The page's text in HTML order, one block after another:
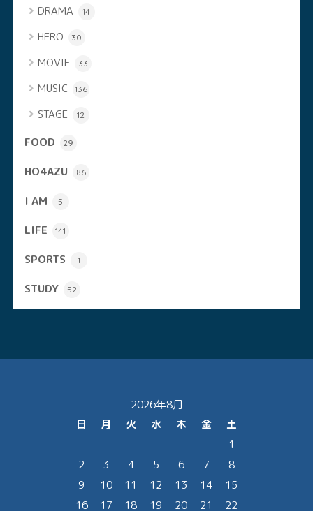
DRAMA 14
HERO 30
MOVIE 33
MUSIC 136
STAGE 12
FOOD 29
HO4AZU 86
I AM 5
LIFE 141
SPORTS 1
STUDY 52
2026年8月
日
月 火 水 木 金
土
1
2
3 4 5 6 7
8
9
10 11 12 13 14
15
16
17 18 19 20 21 22